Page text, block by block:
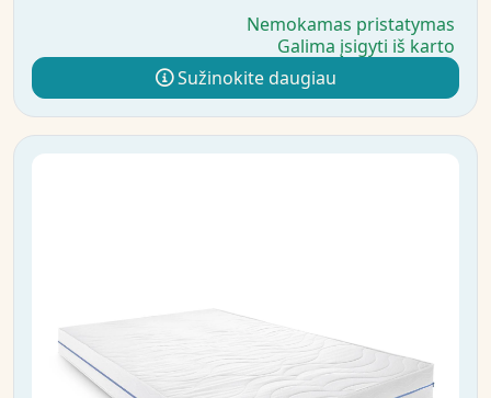
Nemokamas pristatymas
Galima įsigyti iš karto
Sužinokite daugiau